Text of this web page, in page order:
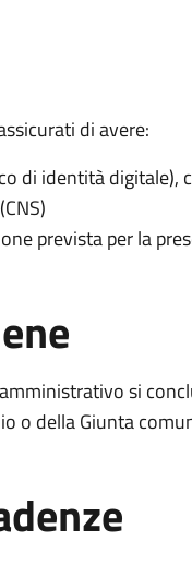
di avere:
di identità digitale),
prevista per la
si
o della Giunta